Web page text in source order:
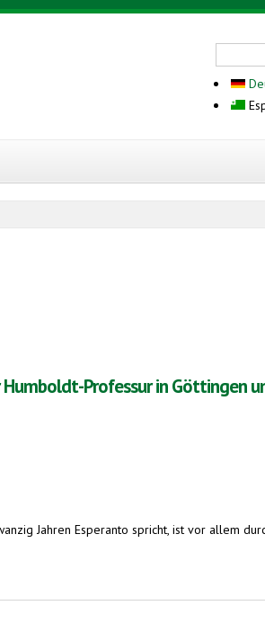
Professur in Göttingen
Jahren Esperanto spricht, ist vor allem